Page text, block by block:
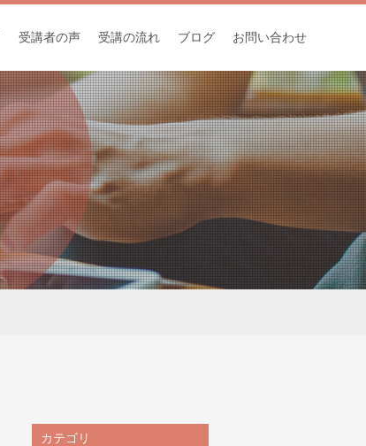
受講者の声 受講の流れ ブログ お問い合わせ
カテゴリ